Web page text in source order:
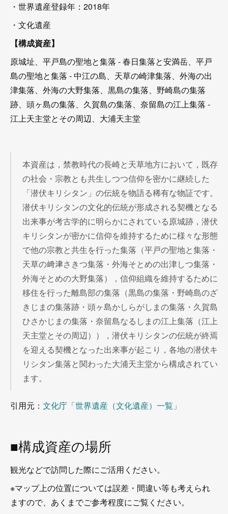
・世界遺産登録年：2018年
・文化遺産
【構成資産】
原城址、平戸島の聖地と集落 - 春日集落と安満岳、平戸
島の聖地と集落 - 中江の島、天草の崎津集落、外海の出
津集落、外海の大野集落、黒島の集落、野崎島の集落
跡、頭ヶ島の集落、久賀島の集落、奈留島の江上集落 -
江上天主堂とその周辺、大浦天主堂
本資産は，禁教時代の長崎と天草地方において，既存
の社会・宗教とも共生しつつ信仰を密かに継続した
「潜伏キリシタン」の伝統を物語る稀有な物証です。
潜伏キリシタンの文化的伝統が形成される契機となる
出来事が考古学的に明らかにされている原城跡，潜伏
キリシタンが密かに信仰を維持するために様々な形態
で他の宗教と共生を行った集落（平戸の聖地と集落・
天草の﨑津さきつ集落・外海そとめの出津しつ集落・
外海そとめの大野集落），信仰組織を維持するために
移住を行った離島部の集落（黒島の集落・野崎島のざ
きじまの集落跡・頭ヶ島かしらがしまの集落・久賀島
ひさかじまの集落・奈留島なるしまの江上集落（江上
天主堂とその周辺）），潜伏キリシタンの伝統が終焉
を迎える契機となった出来事が起こり，各地の潜伏キ
リシタン集落と関わった大浦天主堂から構成されてい
ます。
引用元： 文化庁「世界遺産（文化遺産）一覧」
■構成資産の場所
観光などで訪問した際にご活用ください。
※マップ上の位置については誤差・間違い等も考えられ
ますので、あくまでご参考程度にご覧ください。